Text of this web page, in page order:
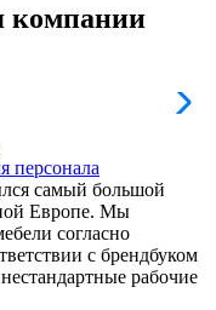
компании
персонала
самый большой
Европе. Мы
согласно
с брендбуком
рабочие